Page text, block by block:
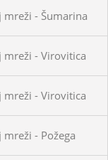
- Šumarina
- Virovitica
- Virovitica
- Požega